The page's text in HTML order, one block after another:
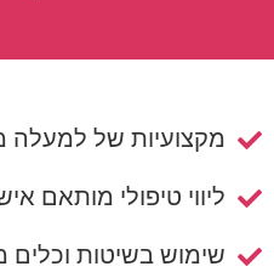
מקצועיות של למעלה מ- 15
ליווי טיפולי מותאם
שימוש בשיטות וכלים